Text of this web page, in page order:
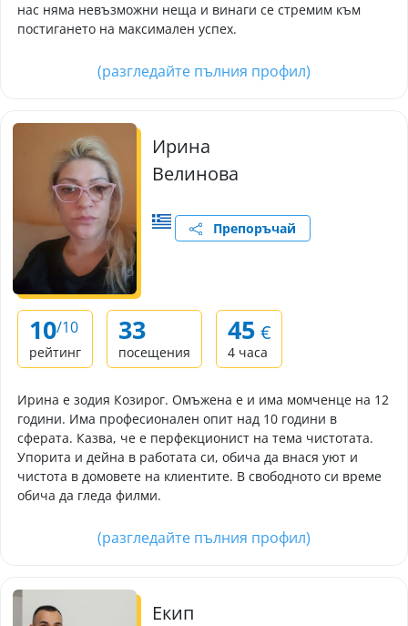
нас няма невъзможни неща и винаги се стремим към
постигането на максимален успех.
(разгледайте пълния профил)
Ирина
Велинова
Препоръчай
10/10
рейтинг
33
посещения
45 €
4 часа
Ирина е зодия Козирог. Омъжена е и има момченце на 12
години. Има професионален опит над 10 години в
сферата. Казва, че е перфекционист на тема чистотата.
Упорита и дейна в работата си, обича да внася уют и
чистота в домовете на клиентите. В свободното си време
обича да гледа филми.
(разгледайте пълния профил)
Екип